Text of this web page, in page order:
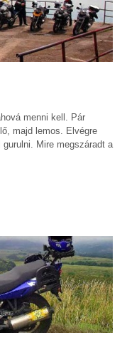
menni kell. Pár
majd lemos. Elvégre
Mire megszáradt a